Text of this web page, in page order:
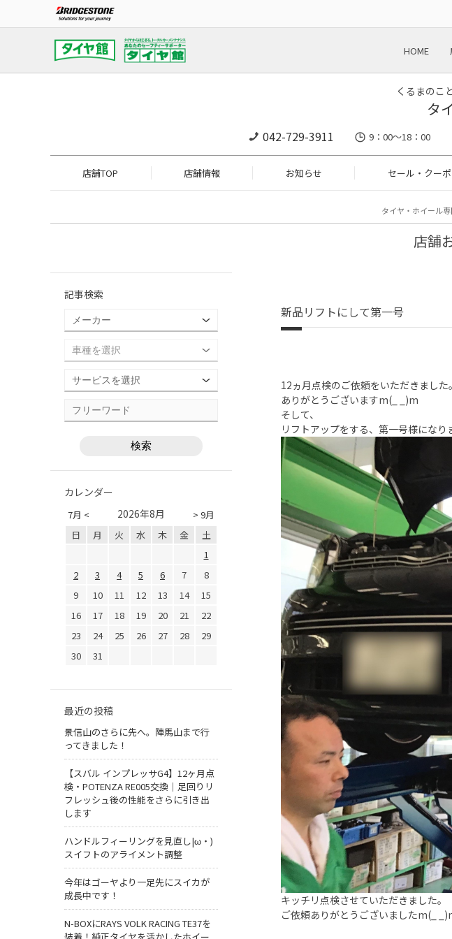
HOME
くるまのこ
タ
042-729-3911 9：00～18：
店舗TOP 店舗情報 お知らせ セール・クー
タイヤ・ホイール
店舗
新品リフトにして第一号
12ヵ月点検のご依頼をいただきました。
ありがとうございますm(_ _)m
そして、
リフトアップをする、第一号様になり
キッチリ点検させていただきました。
ご依頼ありがとうございましたm(_
記事検索
カレンダー
7月 < > 9月
2026年8月
日 月 火 水 木 金
土
1
2
3 4 5 6 7
8
9
10 11 12 13 14
15
16
17 18 19 20 21
22
23
24 25 26 27 28
29
30
31
最近の投稿
景信山のさらに先へ。陣馬山まで行
ってきました！
【スバル インプレッサG4】12ヶ月点
検・POTENZA RE005交換｜足回りリ
フレッシュ後の性能をさらに引き出
します
ハンドルフィーリングを見直し|ω・)
スイフトのアライメント調整
今年はゴーヤより一足先にスイカが
成長中です！
N-BOXにRAYS VOLK RACING TE37を